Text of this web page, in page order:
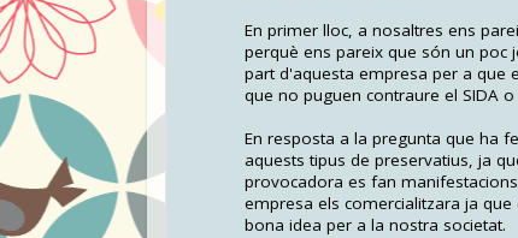
En primer lloc, a nosaltres ens
perquè ens pareix que són un poc
part d'aquesta empresa per a que
que no puguen contraure el SIDA o
En resposta a la pregunta que ha
aquests tipus de preservatius, ja
provocadora es fan
empresa els comercialitzara ja
bona idea per a la nostra societat.